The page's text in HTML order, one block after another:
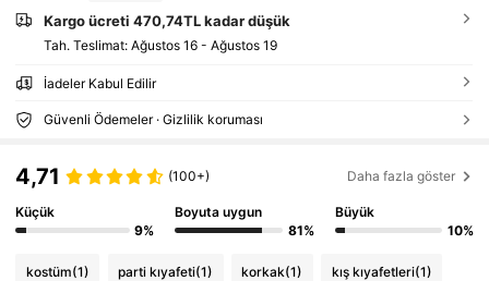
Kargo ücreti 470,74TL kadar düşük
Tah. Teslimat: Ağustos 16 - Ağustos 19
İadeler Kabul Edilir
Güvenli Ödemeler · Gizlilik koruması
4,71 (100+) Daha fazla göster
Küçük
9%
Boyuta uygun
81%
Büyük
10%
kostüm(1) parti kıyafeti(1) korkak(1) kış kıyafetleri(1)